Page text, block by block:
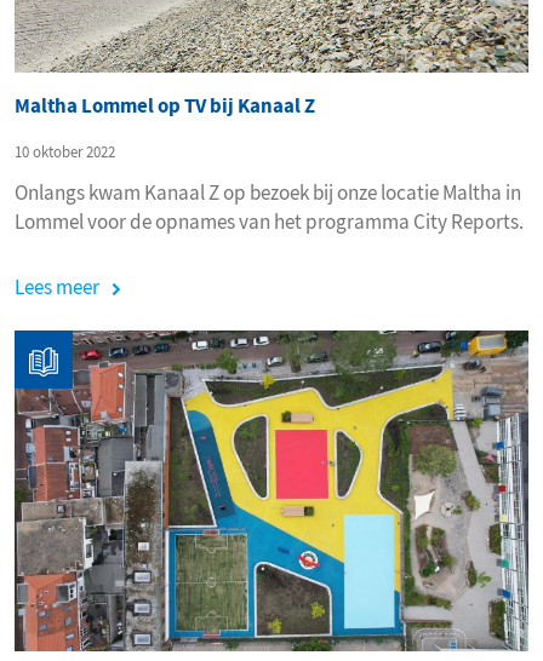
Maltha Lommel op TV bij Kanaal Z
10 oktober 2022
Onlangs kwam Kanaal Z op bezoek bij onze locatie Maltha in
Lommel voor de opnames van het programma City Reports.
Lees meer